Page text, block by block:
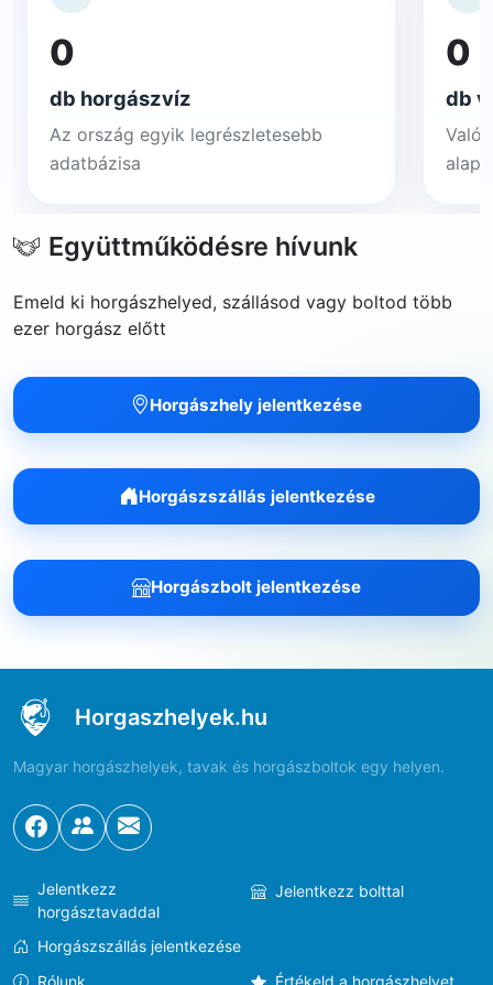
0
db horgászvíz
Az ország egyik legrészletesebb
adatbázisa
0
db
Együttműködésre hívunk
Emeld ki horgászhelyed, szállásod vagy boltod több
ezer horgász előtt
Horgászhely jelentkezése
Horgászszállás jelentkezése
Horgászbolt jelentkezése
Horgaszhelyek.hu
Magyar horgászhelyek, tavak és horgászboltok egy helyen.
Jelentkezz
horgásztavaddal
Jelentkezz bolttal
Horgászszállás jelentkezése
Rólunk
Értékeld a horgászhelyet